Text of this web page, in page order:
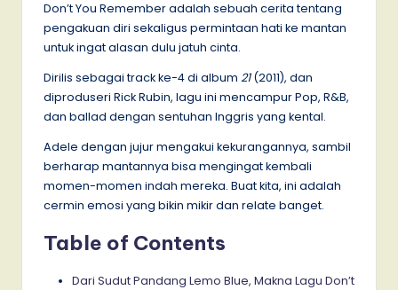
Don’t You Remember adalah sebuah cerita tentang
pengakuan diri sekaligus permintaan hati ke mantan
untuk ingat alasan dulu jatuh cinta.
Dirilis sebagai track ke-4 di album 21(2011), dan
diproduseri Rick Rubin, lagu ini mencampur Pop, R&B,
dan ballad dengan sentuhan Inggris yang kental.
Adele dengan jujur mengakui kekurangannya, sambil
berharap mantannya bisa mengingat kembali
momen-momen indah mereka. Buat kita, ini adalah
cermin emosi yang bikin mikir dan relate banget.
Table of Contents
Dari Sudut Pandang Lemo Blue, Makna Lagu Don’t